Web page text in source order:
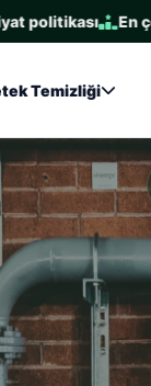
En çok
Temizliği